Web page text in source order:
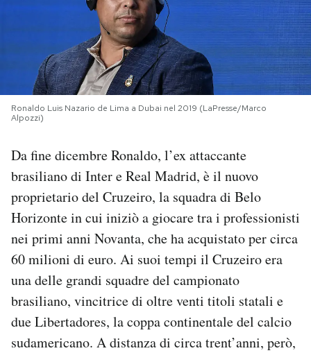
NEWSLETTER
I MIEI PREFERITI
SHOP
CALENDARIO
AREA PERSONALE
Area Personale
Newsletter
Notifiche mobile
Regala il Post
Hai bisogno di aiuto?
Esci
Ronaldo Luis Nazario de Lima a Dubai nel 2019 (LaPresse/Marco
Alpozzi)
Da fine dicembre Ronaldo, l’ex attaccante
brasiliano di Inter e Real Madrid, è il nuovo
proprietario del Cruzeiro, la squadra di Belo
Horizonte in cui iniziò a giocare tra i professionisti
nei primi anni Novanta, che ha acquistato per circa
60 milioni di euro. Ai suoi tempi il Cruzeiro era
una delle grandi squadre del campionato
brasiliano, vincitrice di oltre venti titoli statali e
due Libertadores, la coppa continentale del calcio
sudamericano. A distanza di circa trent’anni, però,